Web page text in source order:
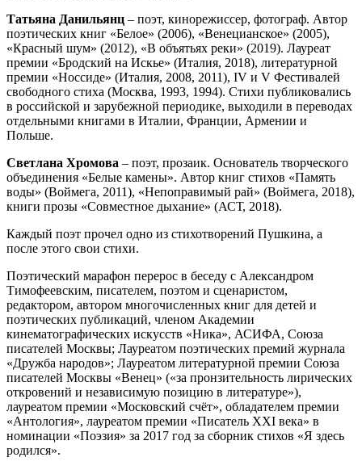
Татьяна Данильянц – поэт, кинорежиссер, фотограф. Автор
поэтических книг «Белое» (2006), «Венецианское» (2005),
«Красный шум» (2012), «В объятьях реки» (2019). Лауреат
премии «Бродский на Искье» (Италия, 2018), литературной
премии «Носсиде» (Италия, 2008, 2011), IV и V Фестивалей
свободного стиха (Москва, 1993, 1994). Стихи публиковались
в российской и зарубежной периодике, выходили в переводах
отдельными книгами в Италии, Франции, Армении и
Польше.
Светлана Хромова – поэт, прозаик. Основатель творческого
объединения «Белые камены». Автор книг стихов «Память
воды» (Воймега, 2011), «Непоправимый рай» (Воймега, 2018),
книги прозы «Совместное дыхание» (АСТ, 2018).
Каждый поэт прочел одно из стихотворений Пушкина, а
после этого свои стихи.
Поэтический марафон перерос в беседу с Александром
Тимофеевским, писателем, поэтом и сценаристом,
редактором, автором многочисленных книг для детей и
поэтических публикаций, членом Академии
кинематографических искусств «Ника», АСИФА, Союза
писателей Москвы; Лауреатом поэтических премий журнала
«Дружба народов»; Лауреатом литературной премии Союза
писателей Москвы «Венец» («за пронзительность лирических
откровений и независимую позицию в литературе»),
лауреатом премии «Московский счёт», обладателем премии
«Антология», лауреатом премии «Писатель ХХI века» в
номинации «Поэзия» за 2017 год за сборник стихов «Я здесь
родился».